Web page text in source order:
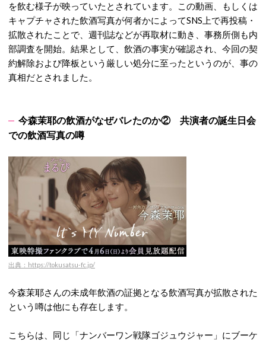
を飲む様子が映っていたとされています。
この動画、もしくは
キャプチャされた飲酒写真が何者かによってSNS上で再投稿・
拡散されたことで、週刊誌などが再取材に動き、事務所側も内
部調査を開始。結果として、飲酒の事実が確認され、今回の契
約解除および降板という厳しい処分に至ったというのが、事の
真相だとされました。
今森茉耶の飲酒がなぜバレたのか② 共演者の誕生日会
での飲酒写真の噂
出典：https://tokusatsu-fc.jp/
今森茉耶さんの未成年飲酒の証拠となる飲酒写真が拡散された
という噂は他にも存在します。
こちらは、同じ「ナンバーワン戦隊ゴジュウジャー」にブーケ